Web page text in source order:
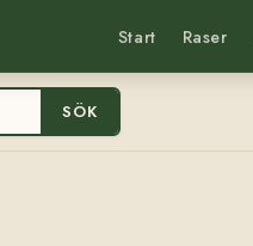
Start Raser
SÖK